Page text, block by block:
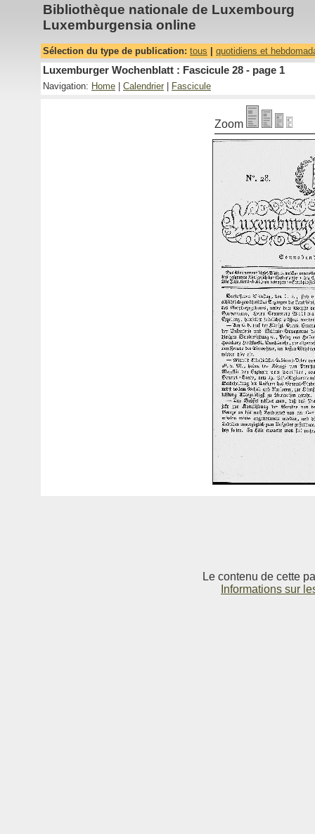
Bibliothèque nationale de Luxembourg
Luxemburgensia online
Sélection du type de publication: tous quotidiens et
Luxemburger Wochenblatt : Fascicule 28 - page 1
Navigation: Home Calendrier Fascicule
Zoom
Le contenu de cette
Informations sur